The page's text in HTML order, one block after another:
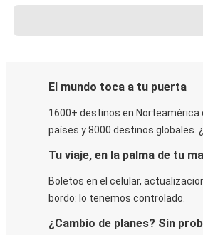
El mundo toca a tu puerta
1600+ destinos en Norteamérica
países y 8000 destinos globales.
Tu viaje, en la palma de tu
Boletos en el celular,
bordo: lo tenemos controlado.
¿Cambio de planes? Sin